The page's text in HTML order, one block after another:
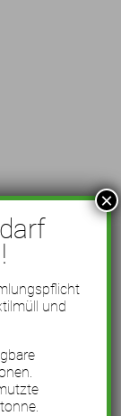
und
×